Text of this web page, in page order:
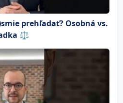
prehľadať? Osobná vs.
⚖️